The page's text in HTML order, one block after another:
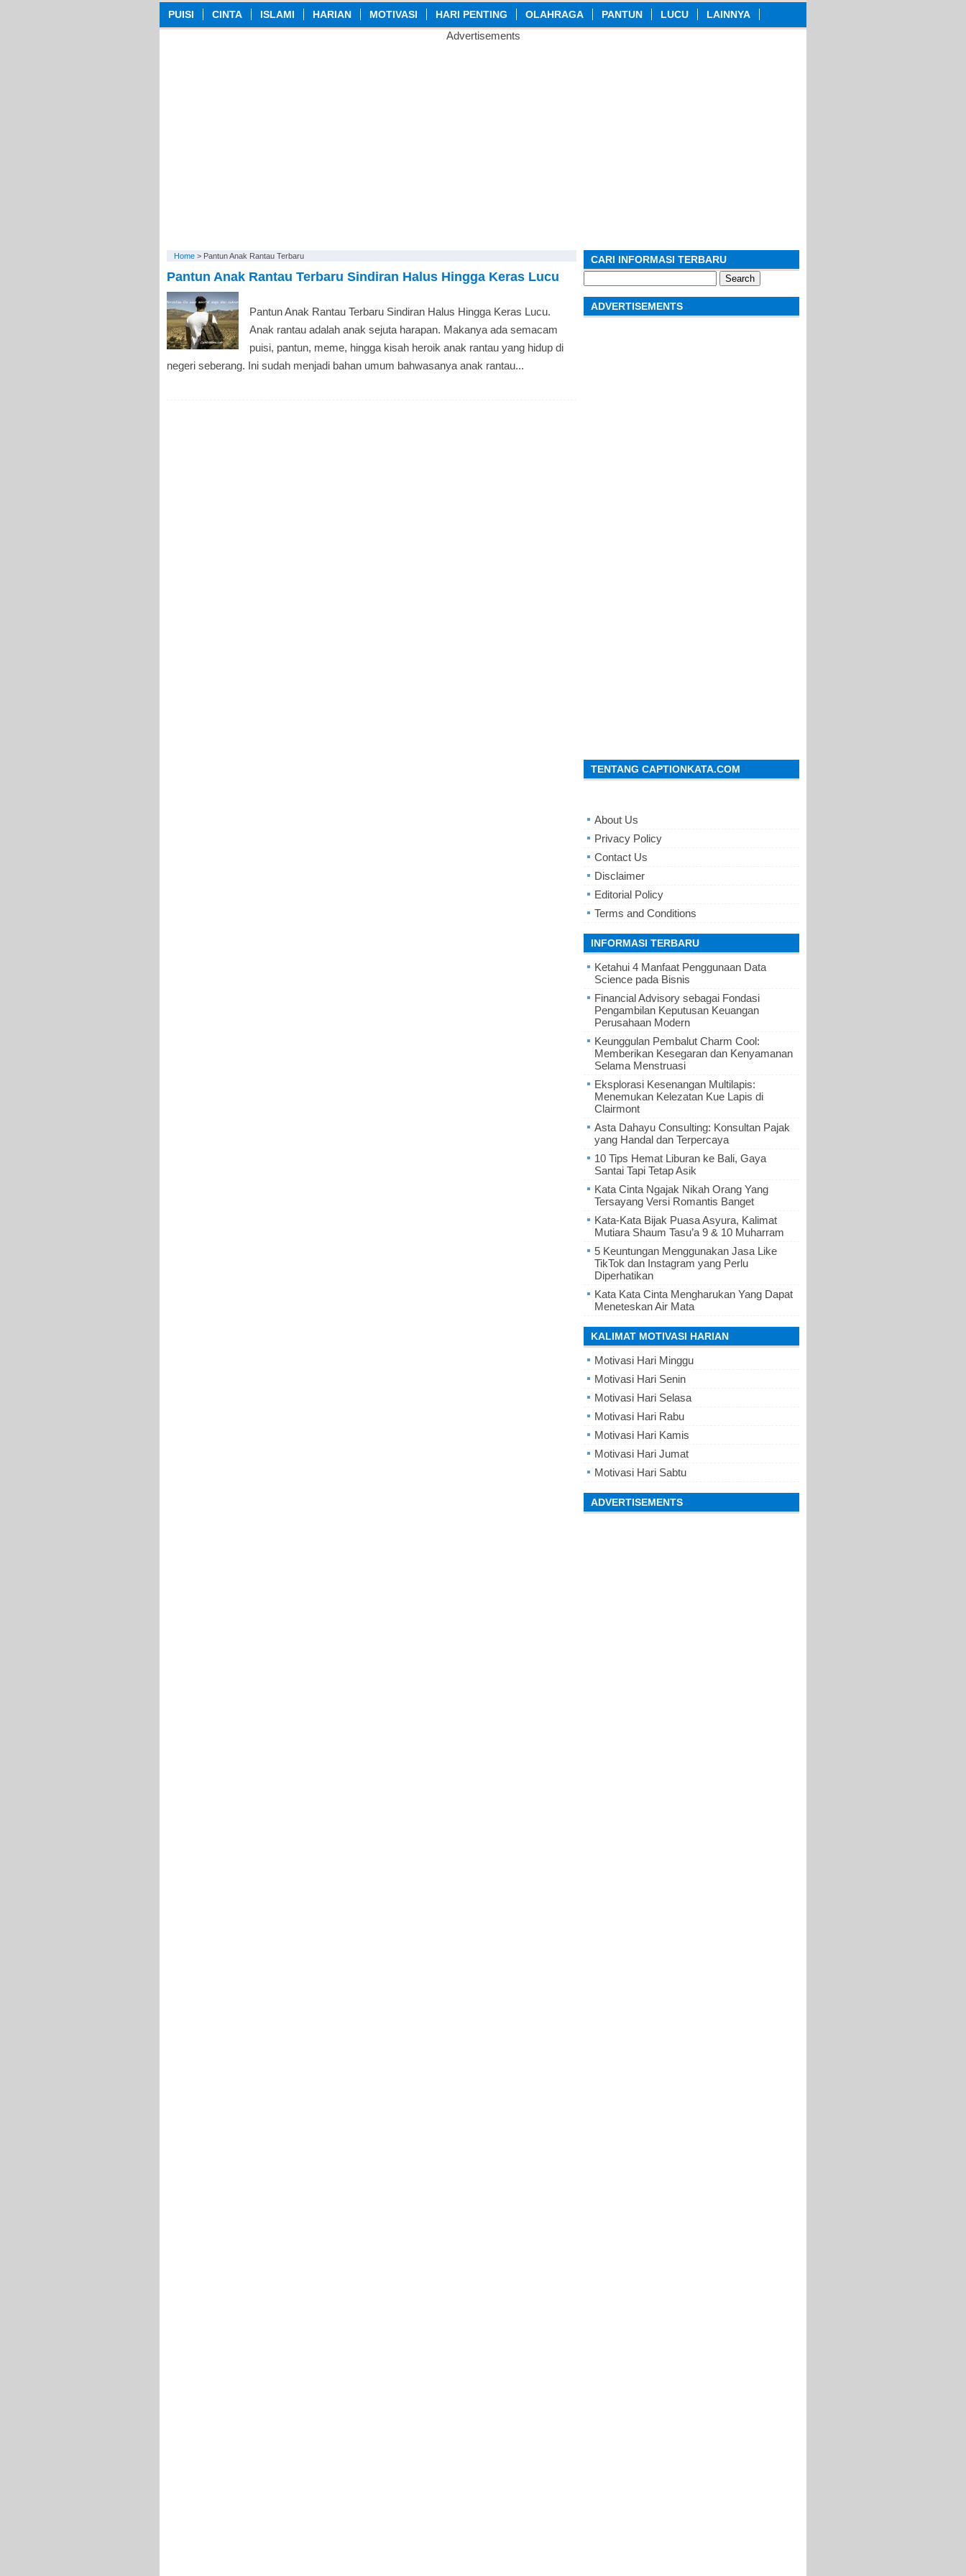
PUISI CINTA ISLAMI HARIAN MOTIVASI HARI PENTING OLAHRAGA PANTUN LUCU LAINNYA
Advertisements
Home > Pantun Anak Rantau Terbaru
Pantun Anak Rantau Terbaru Sindiran Halus Hingga Keras Lucu
Pantun Anak Rantau Terbaru Sindiran Halus Hingga Keras Lucu.
Anak rantau adalah anak sejuta harapan. Makanya ada semacam
puisi, pantun, meme, hingga kisah heroik anak rantau yang hidup di
negeri seberang. Ini sudah menjadi bahan umum bahwasanya anak rantau...
CARI INFORMASI TERBARU
for:
ADVERTISEMENTS
TENTANG CAPTIONKATA.COM
About Us
Privacy Policy
Contact Us
Disclaimer
Editorial Policy
Terms and Conditions
INFORMASI TERBARU
Ketahui 4 Manfaat Penggunaan Data
Science pada Bisnis
Financial Advisory sebagai Fondasi
Pengambilan Keputusan Keuangan
Perusahaan Modern
Keunggulan Pembalut Charm Cool:
Memberikan Kesegaran dan Kenyamanan
Selama Menstruasi
Eksplorasi Kesenangan Multilapis:
Menemukan Kelezatan Kue Lapis di
Clairmont
Asta Dahayu Consulting: Konsultan Pajak
yang Handal dan Terpercaya
10 Tips Hemat Liburan ke Bali, Gaya
Santai Tapi Tetap Asik
Kata Cinta Ngajak Nikah Orang Yang
Tersayang Versi Romantis Banget
Kata-Kata Bijak Puasa Asyura, Kalimat
Mutiara Shaum Tasu’a 9 & 10 Muharram
5 Keuntungan Menggunakan Jasa Like
TikTok dan Instagram yang Perlu
Diperhatikan
Kata Kata Cinta Mengharukan Yang Dapat
Meneteskan Air Mata
KALIMAT MOTIVASI HARIAN
Motivasi Hari Minggu
Motivasi Hari Senin
Motivasi Hari Selasa
Motivasi Hari Rabu
Motivasi Hari Kamis
Motivasi Hari Jumat
Motivasi Hari Sabtu
ADVERTISEMENTS